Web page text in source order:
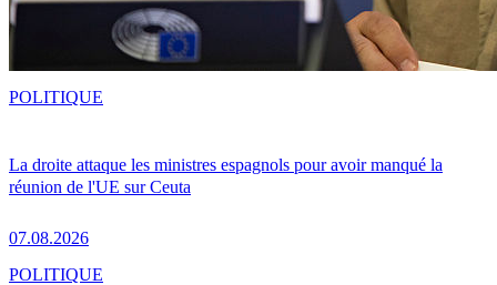
La droite attaque les ministres espagnols pour avoir manqué la
réunion de l'UE sur Ceuta
07.08.2026
POLITIQUE
POLITIQUE